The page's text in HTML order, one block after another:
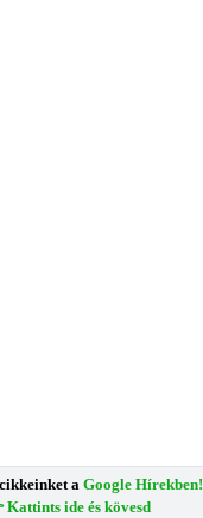
a Google Hírekben!
Kattints ide és kövesd